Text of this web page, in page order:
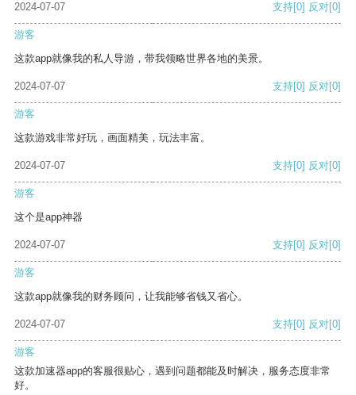
2024-07-07 支持[0] 反对[0]
游客
这款app就像我的私人导游，带我领略世界各地的美景。
2024-07-07 支持[0] 反对[0]
游客
这款游戏非常好玩，画面精美，玩法丰富。
2024-07-07 支持[0] 反对[0]
游客
这个是app神器
2024-07-07 支持[0] 反对[0]
游客
这款app就像我的财务顾问，让我能够省钱又省心。
2024-07-07 支持[0] 反对[0]
游客
这款加速器app的客服很贴心，遇到问题都能及时解决，服务态度非常
好。